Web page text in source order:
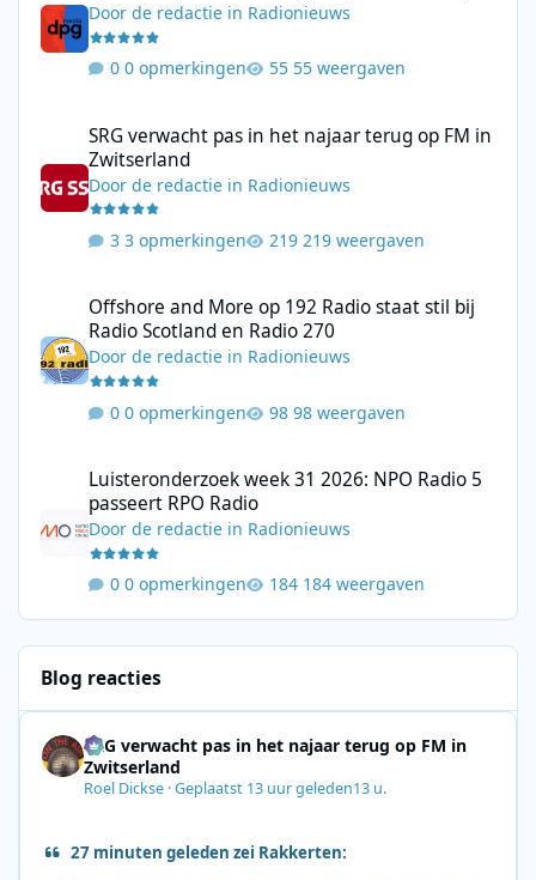
Doorde redactie in Radionieuws
0 opmerkingen 55 weergaven
SRG verwacht pas in het najaar terug op FM in
Zwitserland
Doorde redactie in Radionieuws
3 opmerkingen 219 weergaven
Offshore and More op 192 Radio staat stil bij
Radio Scotland en Radio 270
Doorde redactie in Radionieuws
0 opmerkingen 98 weergaven
Luisteronderzoek week 31 2026: NPO Radio 5
passeert RPO Radio
Doorde redactie in Radionieuws
0 opmerkingen 184 weergaven
Blog reacties
SRG verwacht pas in het najaar terug op FM in
Zwitserland
Roel Dickse ·Geplaatst 13 uur geleden13 u.
27 minuten geleden zei Rakkerten: